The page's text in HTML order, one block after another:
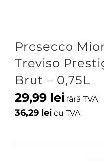
Prosecco
Treviso
Brut – 0,75L
29,99 lei fără TVA
36,29 lei cu TVA